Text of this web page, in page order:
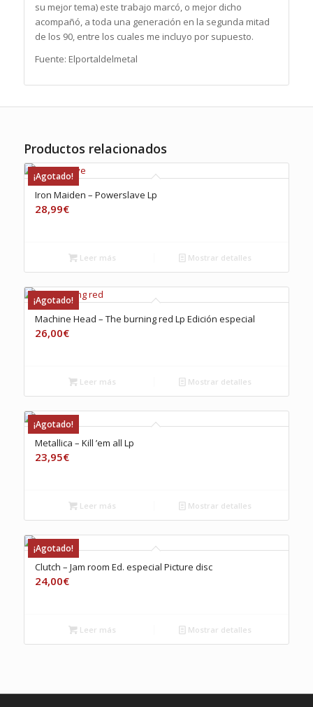
su mejor tema) este trabajo marcó, o mejor dicho
acompañó, a toda una generación en la segunda mitad
de los 90, entre los cuales me incluyo por supuesto.
Fuente: Elportaldelmetal
Productos relacionados
¡Agotado!
Iron Maiden – Powerslave Lp
28,99€
Leer más Mostrar detalles
¡Agotado!
Machine Head – The burning red Lp Edición especial
26,00€
Leer más Mostrar detalles
¡Agotado!
Metallica – Kill ’em all Lp
23,95€
Leer más Mostrar detalles
¡Agotado!
Clutch – Jam room Ed. especial Picture disc
24,00€
Leer más Mostrar detalles